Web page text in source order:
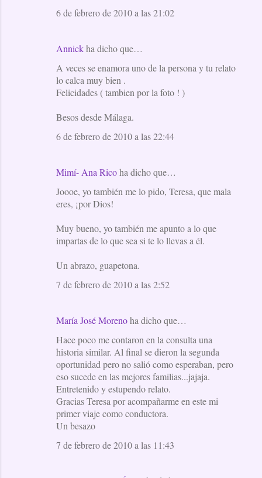
6 de febrero de 2010 a las 21:02
Annickha dicho que…
A veces se enamora uno de la persona y tu relato
lo calca muy bien .
Felicidades ( tambien por la foto ! )
Besos desde Málaga.
6 de febrero de 2010 a las 22:44
Mimí- Ana Ricoha dicho que…
Joooe, yo también me lo pido, Teresa, que mala
eres, ¡por Dios!
Muy bueno, yo también me apunto a lo que
impartas de lo que sea si te lo llevas a él.
Un abrazo, guapetona.
7 de febrero de 2010 a las 2:52
María José Morenoha dicho que…
Hace poco me contaron en la consulta una
historia similar. Al final se dieron la segunda
oportunidad pero no salió como esperaban, pero
eso sucede en las mejores familias...jajaja.
Entretenido y estupendo relato.
Gracias Teresa por acompañarme en este mi
primer viaje como conductora.
Un besazo
7 de febrero de 2010 a las 11:43